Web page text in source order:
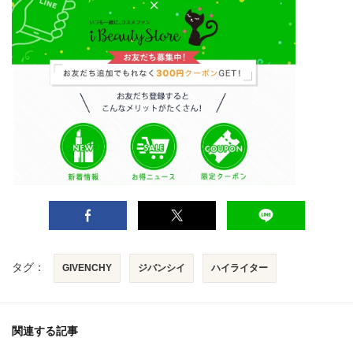
タグ： GIVENCHY ジバンシイ ハイライター
関連する記事